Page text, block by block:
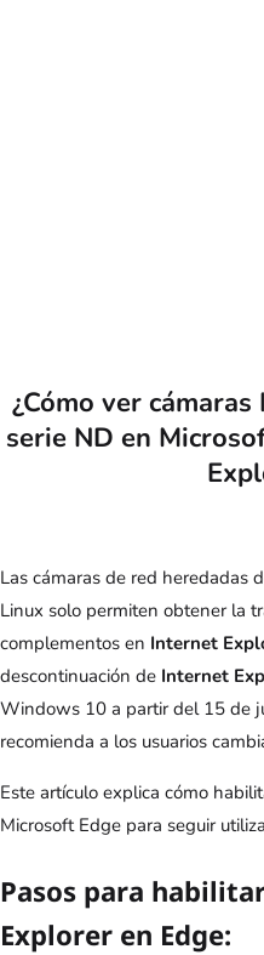
¿Cómo ver
serie ND en
Las cámaras de red heredadas
Linux solo permiten obtener la
complementos en Internet
descontinuación de Internet
Windows 10 a partir del 15 de
recomienda a los usuarios
Este artículo explica cómo
Microsoft Edge para seguir
Pasos para
Explorer en Edge: